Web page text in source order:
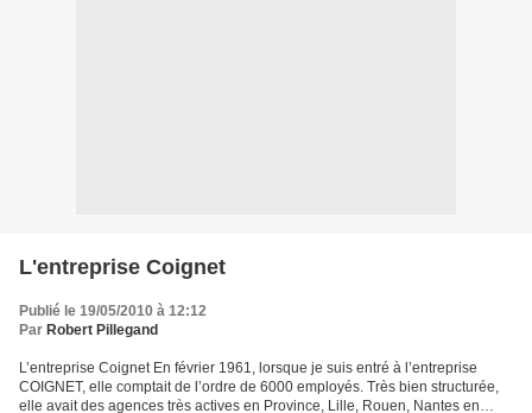
L'entreprise Coignet
Publié le 19/05/2010 à 12:12
Par Robert Pillegand
L’entreprise Coignet En février 1961, lorsque je suis entré à l’entreprise
COIGNET, elle comptait de l’ordre de 6000 employés. Très bien structurée,
elle avait des agences très actives en Province, Lille, Rouen, Nantes en